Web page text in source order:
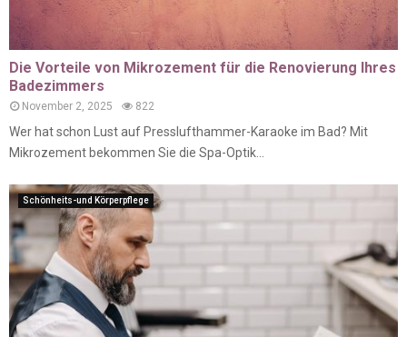
Die Vorteile von Mikrozement für die Renovierung Ihres
Badezimmers
November 2, 2025 822
Wer hat schon Lust auf Presslufthammer-Karaoke im Bad? Mit
Mikrozement bekommen Sie die Spa-Optik...
Schönheits-und Körperpflege